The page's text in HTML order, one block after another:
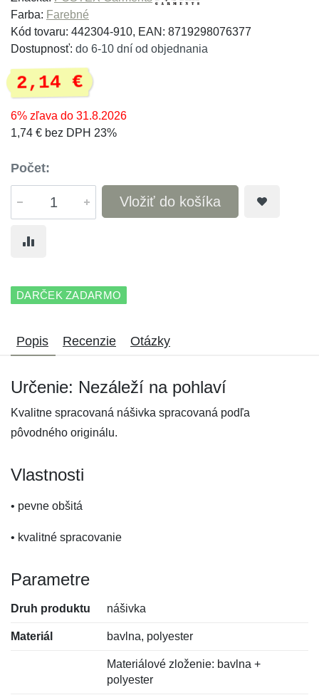
Farba: Farebné
Kód tovaru: 442304-910, EAN: 8719298076377
Dostupnosť: do 6-10 dní od objednania
2,14 €
6% zľava do 31.8.2026
1,74 € bez DPH 23%
Počet:
Vložiť do košíka
DARČEK ZADARMO
Popis Recenzie Otázky
Určenie: Nezáleží na pohlaví
Kvalitne spracovaná nášivka spracovaná podľa
pôvodného originálu.
Vlastnosti
• pevne obšitá
• kvalitné spracovanie
Parametre
Druh produktu nášivka
Materiál bavlna, polyester
Materiálové zloženie: bavlna +
polyester